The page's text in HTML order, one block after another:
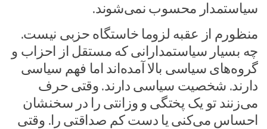
سیاستمدار محسوب نمی‌شوند.
منظورم از عقبه لزوما خاستگاه حزبی نیست.
چه بسیار سیاستمدارانی که مستقل از احزاب و
گروه‌های سیاسی بالا آمده‌اند اما فهم سیاسی
دارند. شخصیت سیاسی دارند. وقتی حرف
می‌زنند تو یک پختگی و وزانتی را در سخنشان
احساس می‌کنی یا دست کم صداقتی را. وقتی